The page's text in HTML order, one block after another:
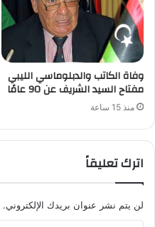
وفاة الكاتب والدبلوماسي الليبي
مفتاح السيد الشريف عن 90 عامًا
منذ 15 ساعة
اترك تعليقاً
لن يتم نشر عنوان بريدك الإلكتروني.